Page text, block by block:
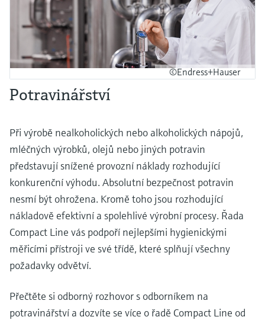
©Endress+Hauser
Potravinářství
Při výrobě nealkoholických nebo alkoholických nápojů,
mléčných výrobků, olejů nebo jiných potravin
představují snížené provozní náklady rozhodující
konkurenční výhodu. Absolutní bezpečnost potravin
nesmí být ohrožena. Kromě toho jsou rozhodující
nákladově efektivní a spolehlivé výrobní procesy. Řada
Compact Line vás podpoří nejlepšími hygienickými
měřicími přístroji ve své třídě, které splňují všechny
požadavky odvětví.
Přečtěte si odborný rozhovor s odborníkem na
potravinářství a dozvíte se více o řadě Compact Line od